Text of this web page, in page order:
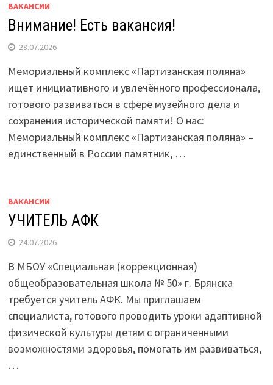
ВАКАНСИИ
Внимание! Есть вакансия!
28.07.2026
Мемориальный комплекс «Партизанская поляна»
ищет инициативного и увлечённого профессионала,
готового развиваться в сфере музейного дела и
сохранения исторической памяти! О нас:
Мемориальный комплекс «Партизанская поляна» –
единственный в России памятник, …
ВАКАНСИИ
УЧИТЕЛЬ АФК
24.07.2026
В МБОУ «Специальная (коррекционная)
общеобразовательная школа № 50» г. Брянска
требуется учитель АФК. Мы приглашаем
специалиста, готового проводить уроки адаптивной
физической культуры детям с ограниченными
возможностями здоровья, помогать им развиваться,
…